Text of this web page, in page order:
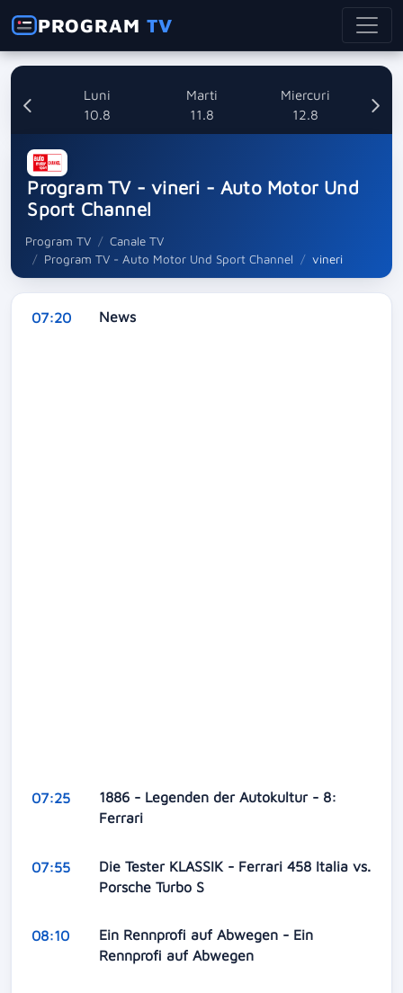
PROGRAMTV
Luni
10.8
Marti
11.8
Miercuri
12.8
Program TV - vineri - Auto Motor Und
Sport Channel
Program TV
Canale TV
Program TV - Auto Motor Und Sport Channel
vineri
07:20 News
07:25
1886 - Legenden der Autokultur - 8:
Ferrari
07:55
Die Tester KLASSIK - Ferrari 458 Italia vs.
Porsche Turbo S
08:10
Ein Rennprofi auf Abwegen - Ein
Rennprofi auf Abwegen